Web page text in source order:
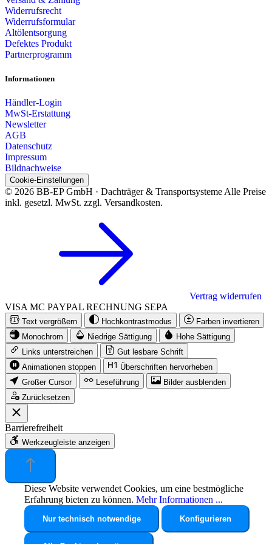
Widerrufsrecht
Widerrufsformular
Altölentsorgung
Defektes Produkt
Partnerprogramm
Informationen
Händler-Login
MwSt-Erstattung
Newsletter
AGB
Datenschutz
Impressum
Bildnachweise
Cookie-Einstellungen
© 2026 BB-EP GmbH · Dachträger & Transportsysteme Alle Preise
inkl. gesetzl. MwSt. zzgl. Versandkosten.
Vertrag widerrufen
VISA MC PAYPAL RECHNUNG SEPA
Text vergrößern Hochkontrastmodus
Farben invertieren
Monochrom
Niedrige Sättigung
Hohe Sättigung
Links unterstreichen
Gut lesbare Schrift
Animationen stoppen
Überschriften hervorheben
Großer Cursor
Leseführung
Bilder ausblenden
Zurücksetzen
Barrierefreiheit
Werkzeugleiste anzeigen
Diese Website verwendet Cookies, um eine bestmögliche
Erfahrung bieten zu können. Mehr Informationen ...
Nur technisch notwendige Konfigurieren